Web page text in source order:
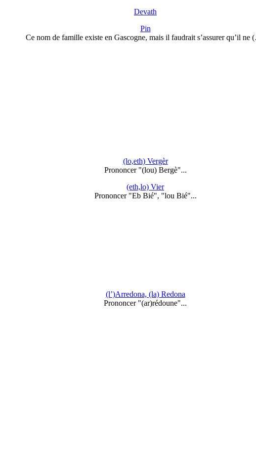
Devath
Pin
Ce nom de famille existe en Gascogne, mais il faudrait s’assurer qu’il ne
(lo,eth) Vergèr
Prononcer "(lou) Bergè"...
(eth,lo) Vier
Prononcer "Eb Bié", "lou Bié"...
(l’)Arredona, (la) Redona
Prononcer "(ar)rédoune"...